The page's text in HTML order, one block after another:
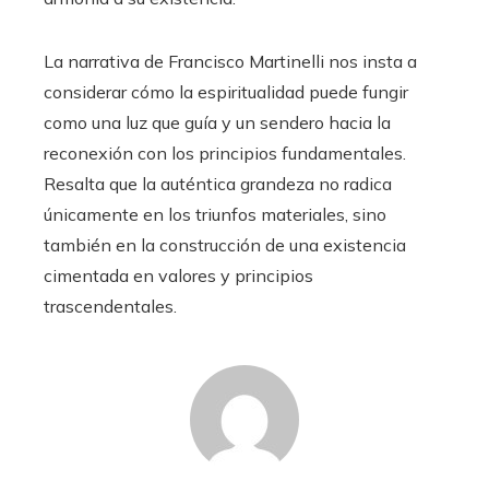
La narrativa de Francisco Martinelli nos insta a
considerar cómo la espiritualidad puede fungir
como una luz que guía y un sendero hacia la
reconexión con los principios fundamentales.
Resalta que la auténtica grandeza no radica
únicamente en los triunfos materiales, sino
también en la construcción de una existencia
cimentada en valores y principios
trascendentales.